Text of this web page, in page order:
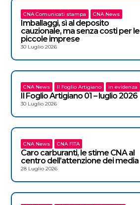
CNA Comunicati stampa CNA News
Imballaggi, sì al deposito
cauzionale, ma senza costi per le
piccole imprese
30 Luglio 2026
CNA News Il Foglio Artigiano in evidenza
Il Foglio Artigiano 01 – luglio 2026
30 Luglio 2026
CNA News CNA FITA
Caro carburanti, le stime CNA al
centro dell’attenzione dei media
28 Luglio 2026